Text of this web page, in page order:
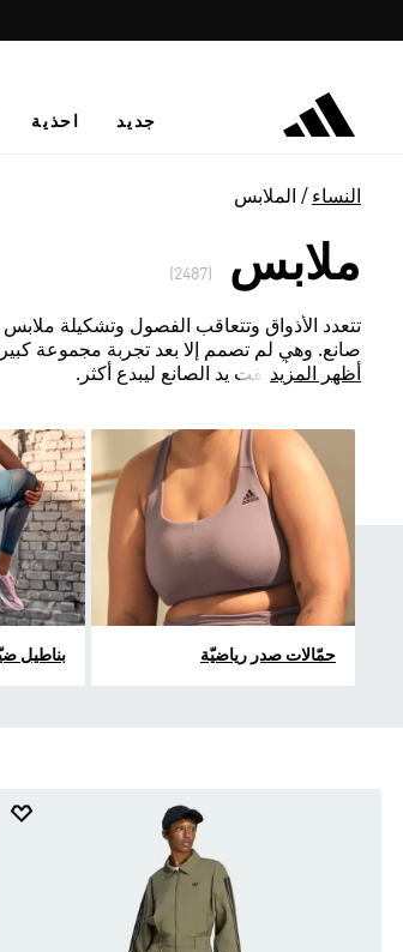
جديد احذية
النساء الملابس
ملابس (2487)
تتعدد الأذواق وتتعاقب الفصول وتشكيلة ملابس
صانع. وهي لم تصمم إلا بعد تجربة مجموعة
المعتمدة أطلقت يد الصانع ليبدع أكثر.
أظهر المزيد
حمّالات صدر رياضيّة بناطيل